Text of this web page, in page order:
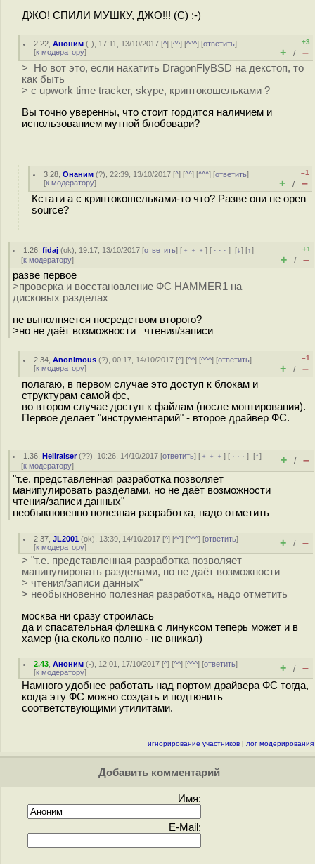
ДЖО! СПИЛИ МУШКУ, ДЖО!!! (С) :-)
2.22 ,Аноним (-), 17:11, 13/10/2017 [^] [^^] [^^^] [ответить]
[к модератору]
+3
+ / –
> Но вот это, если накатить DragonFlyBSD на декстоп, то
как быть
> с upwork time tracker, skype, криптокошельками ?
Вы точно уверенны, что стоит гордится наличием и
использованием мутной блобовари?
3.28 ,Онаним (?), 22:39, 13/10/2017 [^] [^^] [^^^] [ответить]
[к модератору]
–1
+ / –
Кстати а с криптокошельками-то что? Разве они не open
source?
1.26 ,fidaj (ok), 19:17, 13/10/2017 [ответить] [ ﹢﹢﹢] [ · · ·][↓] [↑]
[к модератору]
+1
+ / –
разве первое
>проверка и восстановление ФС HAMMER1 на
дисковых разделах
не выполняется посредством второго?
>но не даёт возможности _чтения/записи_
2.34 ,Anonimous (?), 00:17, 14/10/2017 [^] [^^] [^^^] [ответить]
[к модератору]
–1
+ / –
полагаю, в первом случае это доступ к блокам и
структурам самой фс,
во втором случае доступ к файлам (после монтирования).
Первое делает "инструментарий" - второе драйвер ФС.
1.36 ,Hellraiser(??), 10:26, 14/10/2017 [ответить] [ ﹢﹢﹢] [ · · ·][↑]
[к модератору] + / –
"т.е. представленная разработка позволяет
манипулировать разделами, но не даёт возможности
чтения/записи данных"
необыкновенно полезная разработка, надо отметить
2.37 ,JL2001 (ok), 13:39, 14/10/2017 [^] [^^] [^^^] [ответить]
[к модератору] + / –
> "т.е. представленная разработка позволяет
манипулировать разделами, но не даёт возможности
> чтения/записи данных"
> необыкновенно полезная разработка, надо отметить
москва ни сразу строилась
да и спасательная флешка с линуксом теперь может и в
хамер (на сколько полно - не вникал)
2.43 ,Аноним (-), 12:01, 17/10/2017 [^] [^^] [^^^] [ответить]
[к модератору] + / –
Намного удобнее работать над портом драйвера ФС тогда,
когда эту ФС можно создать и подтюнить
соответствующими утилитами.
игнорирование участников | лог модерирования
Добавить комментарий
Имя:
E-Mail: